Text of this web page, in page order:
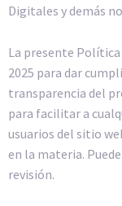
Digitales y demás
La presente Política
2025 para dar
transparencia del
para facilitar a
usuarios del sitio
en la materia.
revisión.